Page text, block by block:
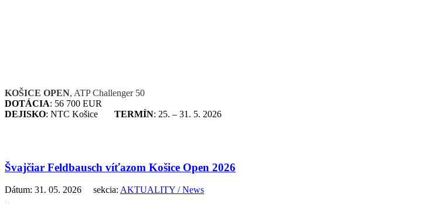
KOŠICE OPEN, ATP Challenger 50
DOTÁCIA: 56 700 EUR
DEJISKO: NTC Košice TERMÍN: 25. – 31. 5. 2026
Švajčiar Feldbausch víťazom Košice Open 2026
Dátum: 31. 05. 2026 sekcia: AKTUALITY / News